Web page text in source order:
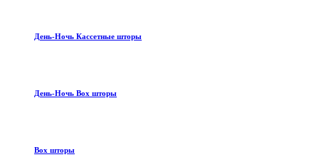
День-Ночь Кассетные шторы
День-Ночь Box шторы
Box шторы